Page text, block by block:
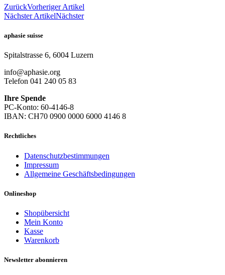
ZurückVorheriger Artikel
Nächster ArtikelNächster
aphasie suisse
Spitalstrasse 6, 6004 Luzern
info@aphasie.org
Telefon 041 240 05 83
Ihre Spende
PC-Konto: 60-4146-8
IBAN: CH70 0900 0000 6000 4146 8
Rechtliches
Datenschutzbestimmungen
Impressum
Allgemeine Geschäftsbedingungen
Onlineshop
Shopübersicht
Mein Konto
Kasse
Warenkorb
Newsletter abonnieren